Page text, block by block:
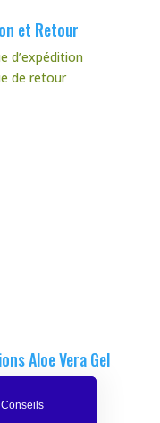
et Retour
d’expédition
de retour
Aloe Vera Gel